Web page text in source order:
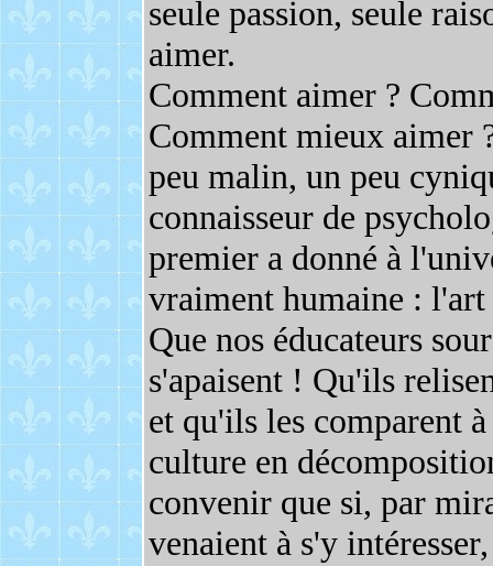
seule passion, seule
aimer.
Comment aimer ?
Comment mieux aimer
peu malin, un peu
connaisseur de
premier a donné à
vraiment humaine : l'art
Que nos éducateurs
s'apaisent ! Qu'ils
et qu'ils les comparent
culture en
convenir que si, par
venaient à s'y